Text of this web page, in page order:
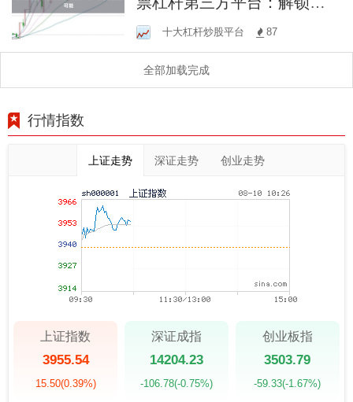
资新可能
十大杠杆炒股平台 87
全部加载完成
行情指数
上证走势 深证走势 创业走势
上证指数
3955.54
15.50(0.39%)
深证成指
14204.23
-106.78(-0.75%)
创业板指
3503.79
-59.33(-1.67%)